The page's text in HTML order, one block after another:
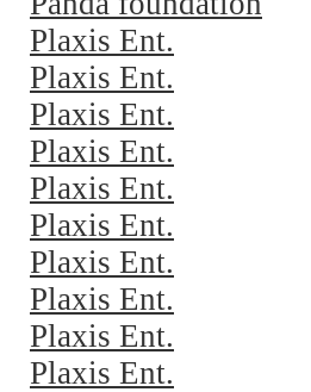
Plaxis Ent.
Plaxis Ent.
Plaxis Ent.
Plaxis Ent.
Plaxis Ent.
Plaxis Ent.
Plaxis Ent.
Plaxis Ent.
Plaxis Ent.
Plaxis Ent.